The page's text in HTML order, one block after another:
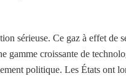
sérieuse. Ce gaz à effet de
gamme croissante de
politique. Les États ont